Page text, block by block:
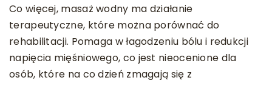
Co więcej, masaż wodny ma działanie
terapeutyczne, które można porównać do
rehabilitacji. Pomaga w łagodzeniu bólu i redukcji
napięcia mięśniowego, co jest nieocenione dla
osób, które na co dzień zmagają się z